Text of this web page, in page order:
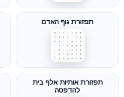
תפזורת גוף האדם
תפזורת אותיות אלף בית
להדפסה